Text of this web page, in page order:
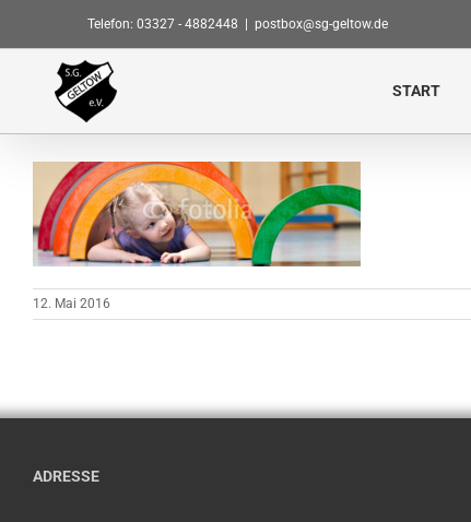
springen
Telefon: 03327 - 4882448 postbox@sg-geltow.de
START
12. Mai 2016
ADRESSE